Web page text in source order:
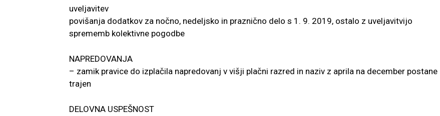
uveljavitev
povišanja dodatkov za nočno, nedeljsko in praznično delo s 1. 9. 2019, ostalo z uveljavitvijo
sprememb kolektivne pogodbe
NAPREDOVANJA
– zamik pravice do izplačila napredovanj v višji plačni razred in naziv z aprila na december postane
trajen
DELOVNA USPEŠNOST